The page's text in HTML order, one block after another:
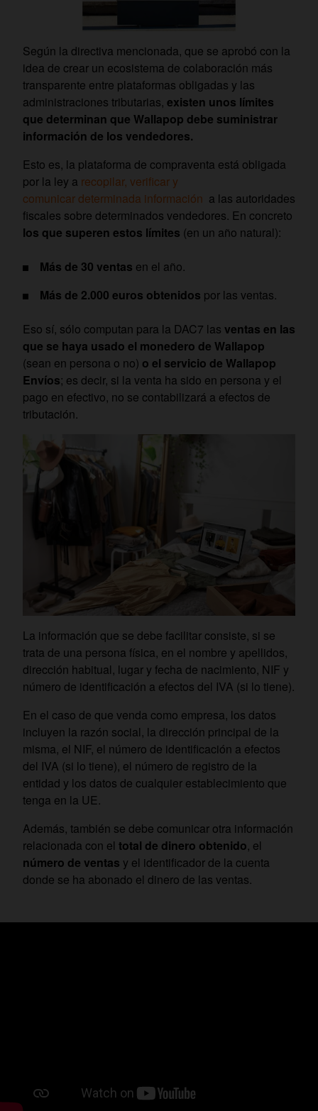
Según la directiva mencionada, que se aprobó con la
idea de crear un ecosistema de colaboración más
transparente entre plataformas obligadas y las
administraciones tributarias, existen unos límites
que determinan que Wallapop debe suministrar
información de los vendedores.
Esto es, la plataforma de compraventa está obligada
por la ley a recopilar, verificar y
comunicar determinada información a las autoridades
fiscales sobre determinados vendedores. En concreto
los que superen estos límites (en un año natural):
Más de 30 ventas en el año.
Más de 2.000 euros obtenidos por las ventas.
Eso sí, sólo computan para la DAC7 las ventas en las
que se haya usado el monedero de Wallapop
(sean en persona o no) o el servicio de Wallapop
Envíos; es decir, si la venta ha sido en persona y el
pago en efectivo, no se contabilizará a efectos de
tributación.
La información que se debe facilitar consiste, si se
trata de una persona física, en el nombre y apellidos,
dirección habitual, lugar y fecha de nacimiento, NIF y
número de identificación a efectos del IVA (si lo tiene).
En el caso de que venda como empresa, los datos
incluyen la razón social, la dirección principal de la
misma, el NIF, el número de identificación a efectos
del IVA (si lo tiene), el número de registro de la
entidad y los datos de cualquier establecimiento que
tenga en la UE.
Además, también se debe comunicar otra información
relacionada con el total de dinero obtenido, el
número de ventas y el identificador de la cuenta
donde se ha abonado el dinero de las ventas.